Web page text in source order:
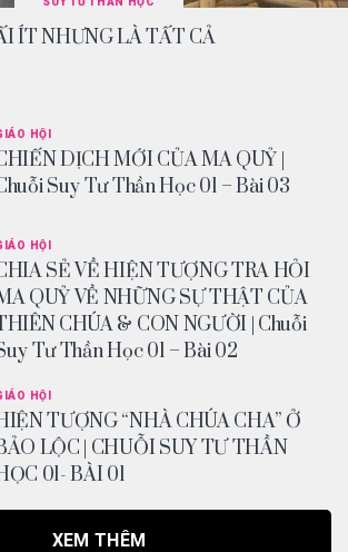
ÍT NHƯNG LÀ TẤT CẢ
HỘI
DỊCH MỚI CỦA MA QUỶ |
Suy Tư Thần Học 01 – Bài 03
HỘI
SẺ VỀ HIỆN TƯỢNG TRA HỎI
QUỶ VỀ NHỮNG SỰ THẬT CỦA
CHÚA & CON NGƯỜI | Chuỗi
Tư Thần Học 01 – Bài 02
HỘI
TƯỢNG “NHÀ CHÚA CHA” Ở
LỘC | CHUỖI SUY TƯ THẦN
01- BÀI 01
XEM THÊM